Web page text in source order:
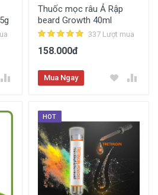
Thuốc mọc râu Ả Rập
beard Growth 40ml
337 Lượt mua
158.000đ
Mua Ngay
HOT